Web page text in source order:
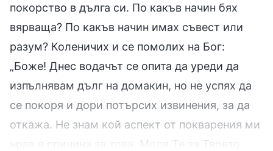
покорство в дълга си. По какъв начин бях
вярваща? По какъв начин имах съвест или
разум? Коленичих и се помолих на Бог:
„Боже! Днес водачът се опита да уреди да
изпълнявам дълг на домакин, но не успях да
се покоря и дори потърсих извинения, за да
откажа. Не знам кой аспект от покварения ми
нрав е причина за това. Моля Те за Твоето